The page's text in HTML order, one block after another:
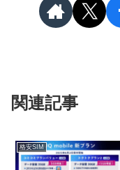
関連記事
格安SIM